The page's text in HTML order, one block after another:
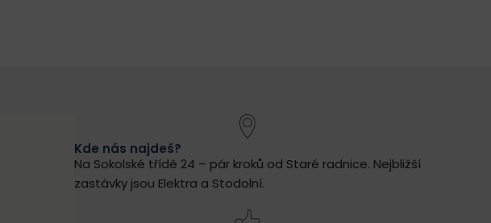
Kde nás najdeš?
Na Sokolské třídě 24 – pár kroků od Staré radnice. Nejbližší
zastávky jsou Elektra a Stodolní.